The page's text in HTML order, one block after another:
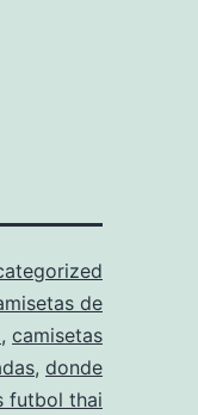
de
, camisetas
, donde
futbol thai